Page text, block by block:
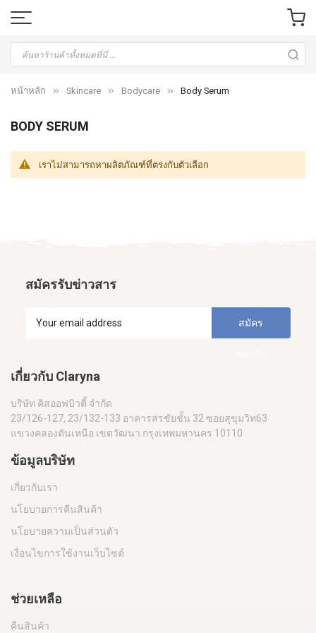
หน้าหลัก Skincare Bodycare Body Serum
BODY SERUM
เราไม่สามารถหาผลิตภัณฑ์ที่ตรงกับตัวเลือก
สมัครรับข่าวสาร
สมัคร
เกี่ยวกับ Claryna
บริษัท คิสออฟบิวตี้ จำกัด
23/126-127, 23/132-133 อาคารสรชัยชั้น 32 ซอยสุขุมวิท63
แขวงคลองตันเหนือ เขตวัฒนา กรุงเทพมหานคร 10110
ข้อมูลบริษัท
เกี่ยวกับเรา
นโยบายการคืนสินค้า
นโยบายความเป็นส่วนตัว
เงื่อนไขการใช้งานเว็บไซต์
ช่วยเหลือ
คืนสินค้า